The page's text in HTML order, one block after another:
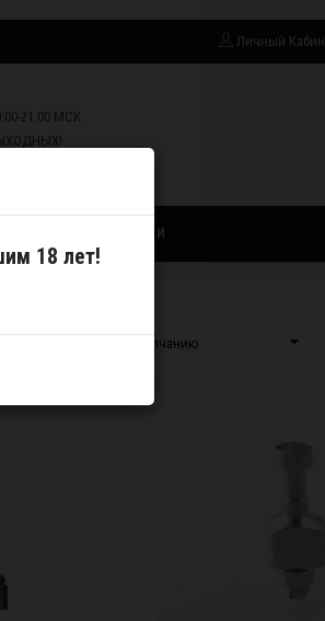
Личный
21:00 МСК
ЗАПЧАСТИ
18 лет!